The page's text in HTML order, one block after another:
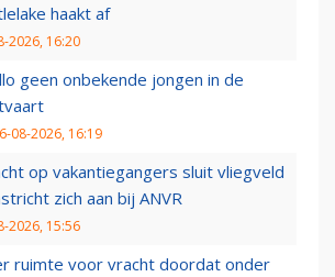
haakt af
2026, 16:20
geen onbekende jongen in de
08-2026, 16:19
op vakantiegangers sluit vliegveld
zich aan bij ANVR
2026, 15:56
ruimte voor vracht doordat onder